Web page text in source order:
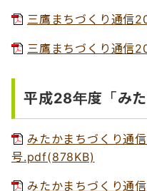
三鷹まちづくり通信
三鷹まちづくり通信
平成28年度「み
みたかまちづくり通
号.pdf(878KB)
みたかまちづくり通